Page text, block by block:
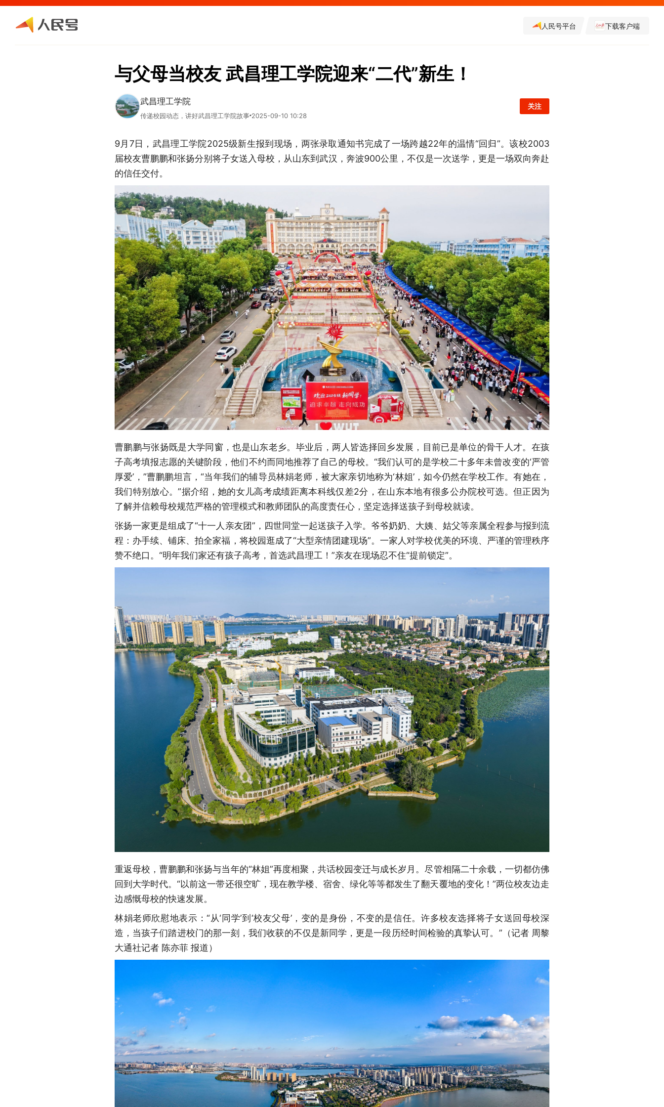
人民号平台 下载客户端
与父母当校友 武昌理工学院迎来“二代”新生！
武昌理工学院
传递校园动态，讲好武昌理工学院故事 2025-09-10 10:28
关注
9月7日，武昌理工学院2025级新生报到现场，两张录取通知书完成了一场跨越22年的温情“回归”。该校2003
届校友曹鹏鹏和张扬分别将子女送入母校，从山东到武汉，奔波900公里，不仅是一次送学，更是一场双向奔赴
的信任交付。
曹鹏鹏与张扬既是大学同窗，也是山东老乡。毕业后，两人皆选择回乡发展，目前已是单位的骨干人才。在孩
子高考填报志愿的关键阶段，他们不约而同地推荐了自己的母校。“我们认可的是学校二十多年未曾改变的‘严管
厚爱’，”曹鹏鹏坦言，“当年我们的辅导员林娟老师，被大家亲切地称为‘林姐’，如今仍然在学校工作。有她在，
我们特别放心。”据介绍，她的女儿高考成绩距离本科线仅差2分，在山东本地有很多公办院校可选。但正因为
了解并信赖母校规范严格的管理模式和教师团队的高度责任心，坚定选择送孩子到母校就读。
张扬一家更是组成了“十一人亲友团”，四世同堂一起送孩子入学。爷爷奶奶、大姨、姑父等亲属全程参与报到流
程：办手续、铺床、拍全家福，将校园逛成了“大型亲情团建现场”。一家人对学校优美的环境、严谨的管理秩序
赞不绝口。“明年我们家还有孩子高考，首选武昌理工！”亲友在现场忍不住“提前锁定”。
重返母校，曹鹏鹏和张扬与当年的“林姐”再度相聚，共话校园变迁与成长岁月。尽管相隔二十余载，一切都仿佛
回到大学时代。“以前这一带还很空旷，现在教学楼、宿舍、绿化等等都发生了翻天覆地的变化！”两位校友边走
边感慨母校的快速发展。
林娟老师欣慰地表示：“从‘同学’到‘校友父母’，变的是身份，不变的是信任。许多校友选择将子女送回母校深
造，当孩子们踏进校门的那一刻，我们收获的不仅是新同学，更是一段历经时间检验的真挚认可。” （记者 周黎
大通社记者 陈亦菲 报道）